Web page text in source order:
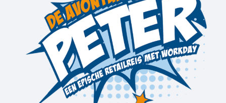
How to drive success in the era of ‘experiential’
WEBPAGINA
Workday en Patagonia